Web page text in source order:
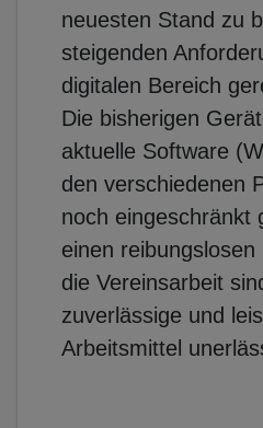
neuesten Stand zu
steigenden
digitalen Bereich
Die bisherigen
aktuelle Software
den verschiedenen
noch eingeschränkt
einen reibungslosen
die Vereinsarbeit
zuverlässige und
Arbeitsmittel